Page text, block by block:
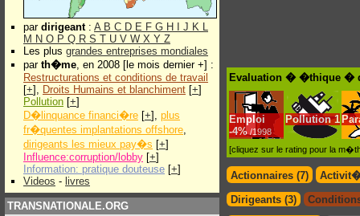
par dirigeant: A B C D E F G H J K L
M N O P Q R S T U V W X Y Z
Les plus grandes entreprises mondiales
par th�me, en 2008 [le mois dernier +] :
Restructurations et conditions de travail
[+], Droits Humains et blanchiment [+]
Pollution [+]
D�linquance financi�re [+], plus
fr�quentes implantations offshore,
dirigeants les mieux pay�s [+]
Influence:corruption/lobby [+]
Information: pratique douteuse [+]
Videos - livres
TRANSNATIONALE.ORG
Evaluation � �thique �
Emploi
-4% /1998
Pollution 1
[cliquez sur le rating pour la
Actionnaires (7)
Dirigeants (3)